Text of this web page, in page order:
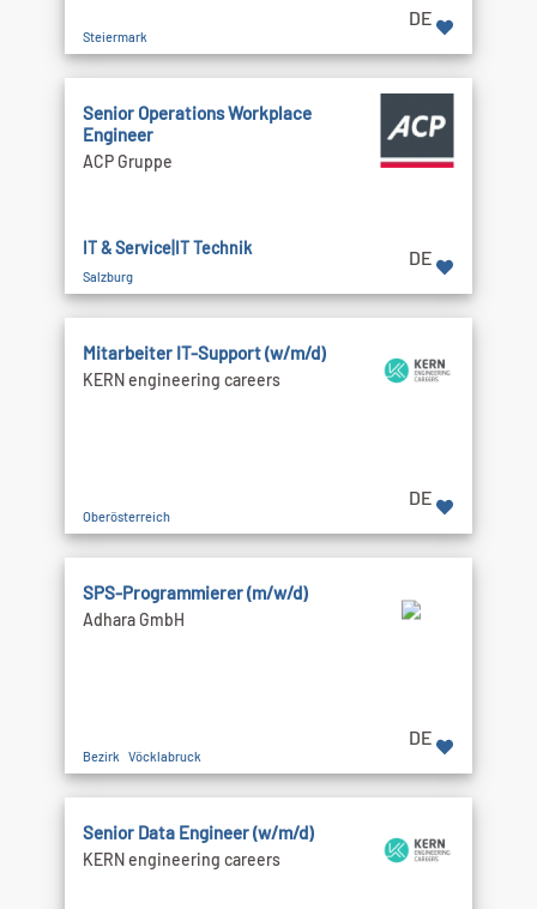
Steiermark
DE
Senior Operations Workplace
Engineer
ACP Gruppe
IT & Service|IT Technik
Salzburg
DE
Mitarbeiter IT-Support (w/m/d)
KERN engineering careers
Oberösterreich
DE
SPS-Programmierer (m/w/d)
Adhara GmbH
Bezirk Vöcklabruck
DE
Senior Data Engineer (w/m/d)
KERN engineering careers